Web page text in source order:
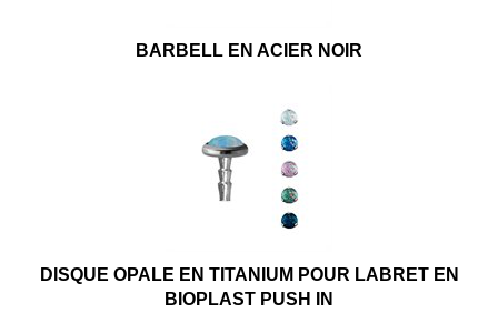
BARBELL EN ACIER NOIR
DISQUE OPALE EN TITANIUM POUR LABRET EN
BIOPLAST PUSH IN